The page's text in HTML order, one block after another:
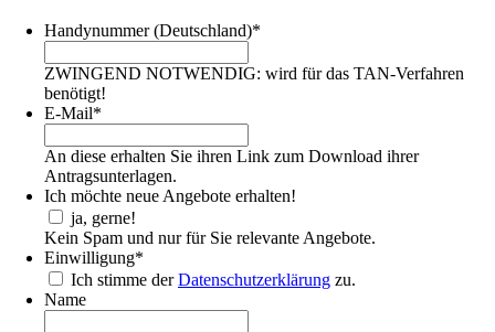
Handynummer (Deutschland)*
ZWINGEND NOTWENDIG: wird für das TAN-Verfahren
benötigt!
E-Mail*
An diese erhalten Sie ihren Link zum Download ihrer
Antragsunterlagen.
Ich möchte neue Angebote erhalten!
ja, gerne!
Kein Spam und nur für Sie relevante Angebote.
Einwilligung*
Ich stimme derDatenschutzerklärung zu.
Name